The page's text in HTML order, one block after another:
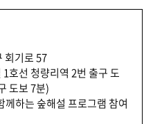
회기로 57
호선 청량리역 2번 출구 도
도보 7분)
하는 숲해설 프로그램 참여